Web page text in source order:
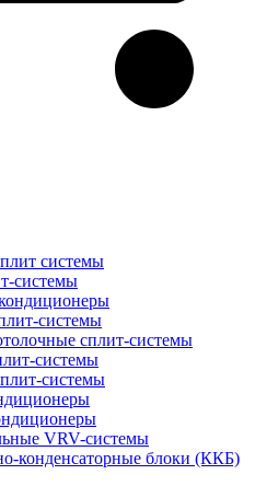
системы
системы
системы
сплит-системы
системы
системы
VRV-системы
конденсаторные блоки (ККБ)